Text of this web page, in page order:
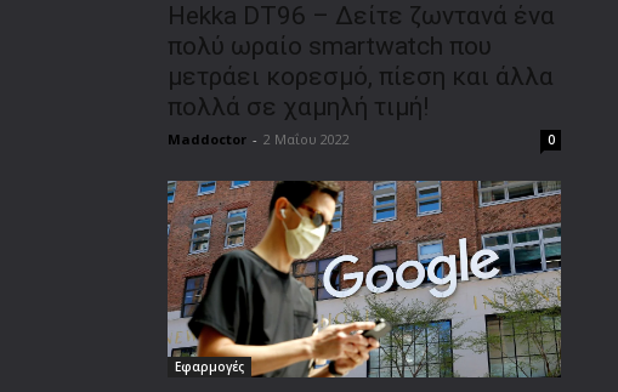
Hekka DT96 – Δείτε ζωντανά ένα
πολύ ωραίο smartwatch που
μετράει κορεσμό, πίεση και άλλα
πολλά σε χαμηλή τιμή!
Maddoctor - 2 Μαΐου 2022 0
Εφαρμογές